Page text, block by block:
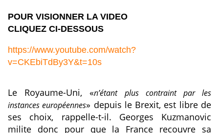
POUR VISIONNER LA VIDEO
CLIQUEZ CI-DESSOUS
https://www.youtube.com/watch?
v=CKEbiTdBy3Y&t=10s
Le Royaume-Uni, «n’étant plus contraint par les
instances européennes» depuis le Brexit, est libre de
ses choix, rappelle-t-il. Georges Kuzmanovic
milite donc pour que la France recouvre sa